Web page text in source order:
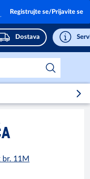
Dostava
Registrujte se/Prijavite se
11M